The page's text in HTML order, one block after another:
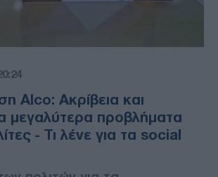
Alco: Ακρίβεια και
μεγαλύτερα προβλήματα
- Τι λένε για τα social